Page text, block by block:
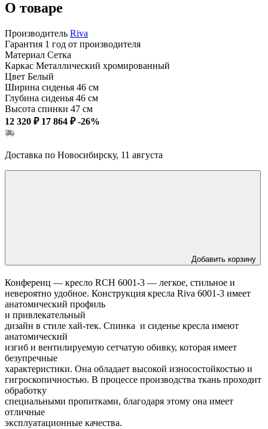
О товаре
Производитель Riva
Гарантия 1 год от производителя
Материал Сетка
Каркас Металлический хромированный
Цвет Белый
Ширина сиденья 46 см
Глубина сиденья 46 см
Высота спинки 47 см
12 320 ₽ 17 864 ₽ -26%
Доставка по Новосибирску, 11 августа
Добавить корзину
Конференц — кресло RCH 6001-3 — легкое, стильное и
невероятно удобное. Конструкция кресла Riva 6001-3 имеет
анатомический профиль
и привлекательный
дизайн в стиле хай-тек. Спинка и сиденье кресла имеют
анатомический
изгиб и вентилируемую сетчатую обивку, которая имеет
безупречные
характеристики. Она обладает высокой износостойкостью и
гигроскопичностью. В процессе производства ткань проходит
обработку
специальными пропитками, благодаря этому она имеет
отличные
эксплуатационные качества.